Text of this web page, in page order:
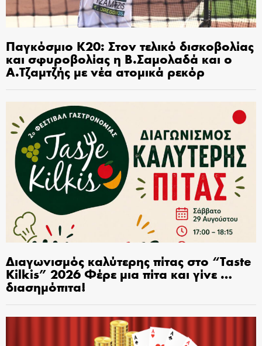
Παγκόσμιο Κ20: Στον τελικό δισκοβολίας
και σφυροβολίας η Β.Σαμολαδά και ο
Α.Τζαμτζής με νέα ατομικά ρεκόρ
Διαγωνισμός καλύτερης πίτας στο “Taste
Kilkis” 2026 Φέρε μια πίτα και γίνε …
διασημόπιτα!